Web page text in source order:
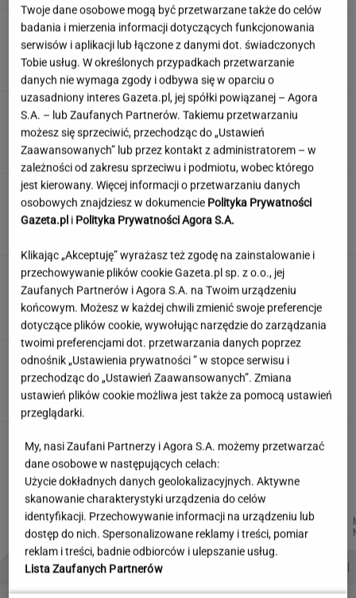
Polak leżał u podnóża Śnieżki. Czeska policja
ujawniła nowe informacje
Quiz. Gdzie leży Kapsztad, a gdzie Zurych? To
test dla wyjadaczy!
Partnerka Litewki po jego
śmierci: Niektórzy zlecieli się jak sępy
SUBSKRYPCJA
Wzięli pod lupę wielką reformę Muska. Gdzie
się podziały miliardy oszczędności?
MARIA KORCZ
Media: Lider Iranu w stanie krytycznym.
Prezydent miał tajne spotkanie
"Trzymajcie się w tym Trójmieście". TTV
tłumaczy się z komicznej wpadki
Autorzy:
DOMINIK
SENKOWSKI
ŁUKASZ
JACHIMIAK
MICHAŁ
TRELA
WIKTORIA
BECZEK
PROBLEMY POLSKICH SIATKARZY
Twoje dane osobowe mogą być przetwarzane także do celów
badania i mierzenia informacji dotyczących funkcjonowania
serwisów i aplikacji lub łączone z danymi dot. świadczonych
Tobie usług. W określonych przypadkach przetwarzanie
danych nie wymaga zgody i odbywa się w oparciu o
uzasadniony interes Gazeta.pl, jej spółki powiązanej – Agora
S.A. – lub Zaufanych Partnerów. Takiemu przetwarzaniu
możesz się sprzeciwić, przechodząc do „Ustawień
Zaawansowanych” lub przez kontakt z administratorem – w
zależności od zakresu sprzeciwu i podmiotu, wobec którego
jest kierowany. Więcej informacji o przetwarzaniu danych
osobowych znajdziesz w dokumencie Polityka Prywatności
Gazeta.pl i Polityka Prywatności Agora S.A.
Klikając „Akceptuję” wyrażasz też zgodę na zainstalowanie i
przechowywanie plików cookie Gazeta.pl sp. z o.o., jej
Zaufanych Partnerów i Agora S.A. na Twoim urządzeniu
końcowym. Możesz w każdej chwili zmienić swoje preferencje
dotyczące plików cookie, wywołując narzędzie do zarządzania
twoimi preferencjami dot. przetwarzania danych poprzez
odnośnik „Ustawienia prywatności ” w stopce serwisu i
przechodząc do „Ustawień Zaawansowanych”. Zmiana
ustawień plików cookie możliwa jest także za pomocą ustawień
przeglądarki.
My, nasi Zaufani Partnerzy i Agora S.A. możemy przetwarzać
dane osobowe w następujących celach:
Użycie dokładnych danych geolokalizacyjnych. Aktywne
skanowanie charakterystyki urządzenia do celów
identyfikacji. Przechowywanie informacji na urządzeniu lub
dostęp do nich. Spersonalizowane reklamy i treści, pomiar
reklam i treści, badnie odbiorców i ulepszanie usług.
Lista Zaufanych Partnerów